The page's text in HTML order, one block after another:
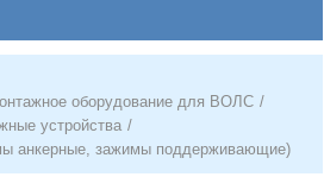
оборудование для ВОЛС /
устройства /
зажимы поддерживающие)